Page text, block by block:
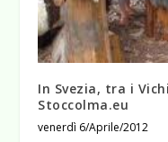
In Svezia, tra i
Stoccolma.eu
venerdì 6/Aprile/2012